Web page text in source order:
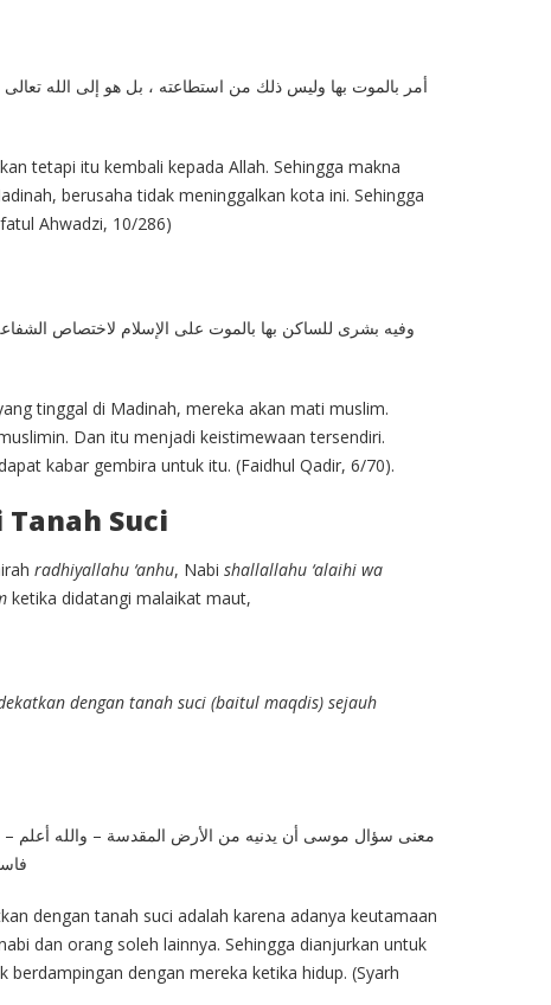
أمر بالموت بها وليس ذلك من استطاعته ، بل هو إلى الله تعالى
tetapi itu kembali kepada Allah. Sehingga makna
berusaha tidak meninggalkan kota ini. Sehingga
Ahwadzi, 10/286)
وفيه بشرى للساكن بها بالموت على الإسلام لاختصاص
tinggal di Madinah, mereka akan mati muslim.
Dan itu menjadi keistimewaan tersendiri.
kabar gembira untuk itu. (Faidhul Qadir, 6/70).
Suci
radhiyallahu ‘anhu, Nabi shallallahu ‘alaihi wa
ketika didatangi malaikat maut,
dengan tanah suci (baitul maqdis) sejauh
معنى سؤال موسى أن يدنيه من الأرض المقدسة – والله أعلم
dengan tanah suci adalah karena adanya keutamaan
dan orang soleh lainnya. Sehingga dianjurkan untuk
dengan mereka ketika hidup. (Syarh